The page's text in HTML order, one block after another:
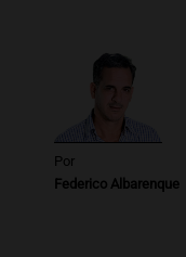
Por
Federico Albarenque